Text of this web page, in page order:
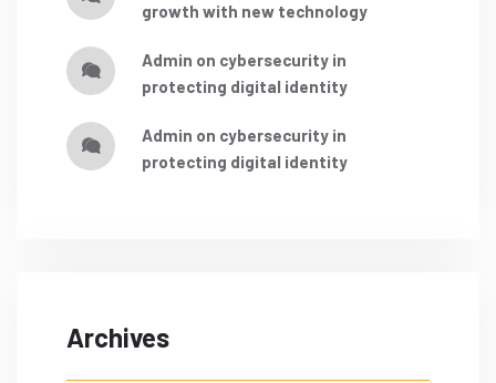
growth with new technology
admin on cybersecurity in
protecting digital identity
admin on cybersecurity in
protecting digital identity
Archives